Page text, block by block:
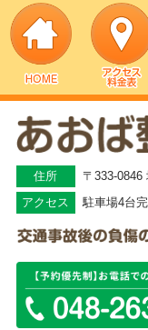
住所
〒333-0846
アクセス
駐車場4台